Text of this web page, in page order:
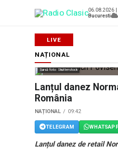
06.08.2026
Bucuresti
NAȚIONAL
Sursă foto: Shutterstock
Lanțul danez
România
NAȚIONAL 09:42
TELEGRAM
Lanțul danez de retail